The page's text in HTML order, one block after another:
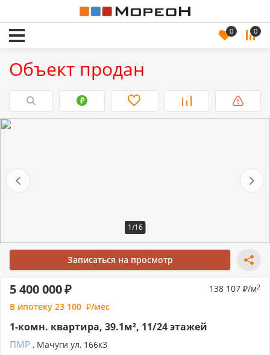
0 0
Объект продан
1/16
Записаться на просмотр
1-комн. квартира, 39.1м², 11/24 этажей
ПМР , Мачуги ул, 166к3
5 400 000 138 107 /м2
В ипотеку 23 100 /мес